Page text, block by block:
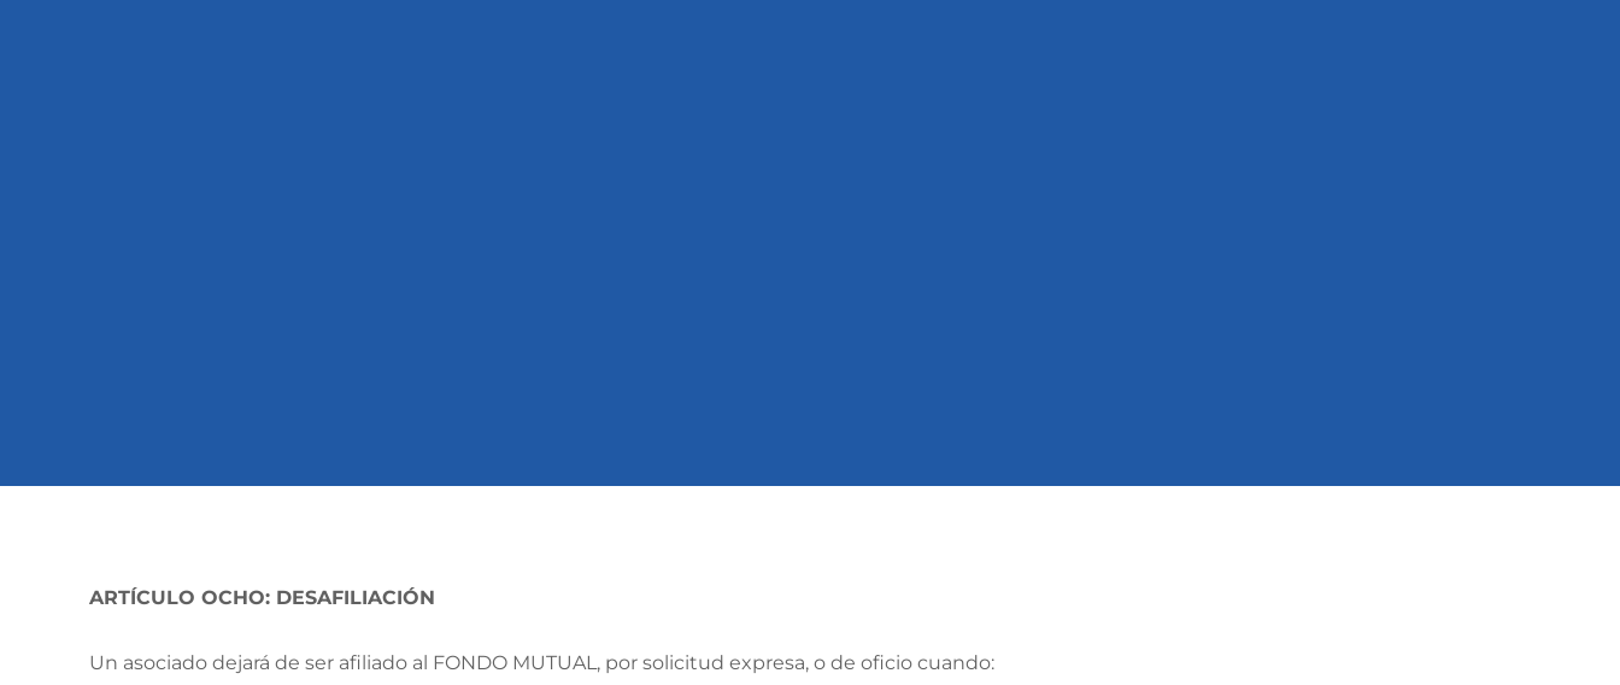
ARTÍCULO OCHO: DESAFILIACIÓN
Un asociado dejará de ser afiliado al FONDO MUTUAL, por solicitud expresa, o de oficio cuando: